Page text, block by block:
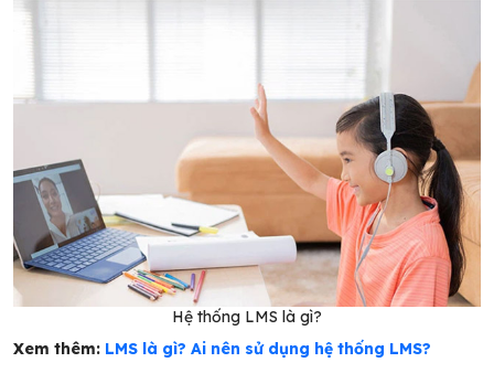
Hệ thống LMS là gì?
Xem thêm: LMS là gì? Ai nên sử dụng hệ thống LMS?